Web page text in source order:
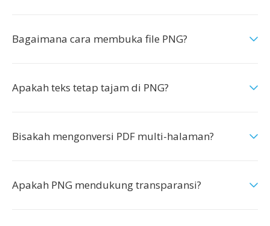
Bagaimana cara membuka file PNG?
Apakah teks tetap tajam di PNG?
Bisakah mengonversi PDF multi-halaman?
Apakah PNG mendukung transparansi?